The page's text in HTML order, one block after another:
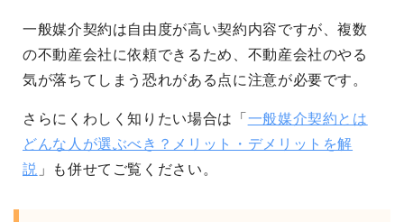
一般媒介契約は自由度が高い契約内容ですが、複数
の不動産会社に依頼できるため、不動産会社のやる
気が落ちてしまう恐れがある点に注意が必要です。
さらにくわしく知りたい場合は「 一般媒介契約とは
どんな人が選ぶべき？メリット・デメリットを解
説 」も併せてご覧ください。